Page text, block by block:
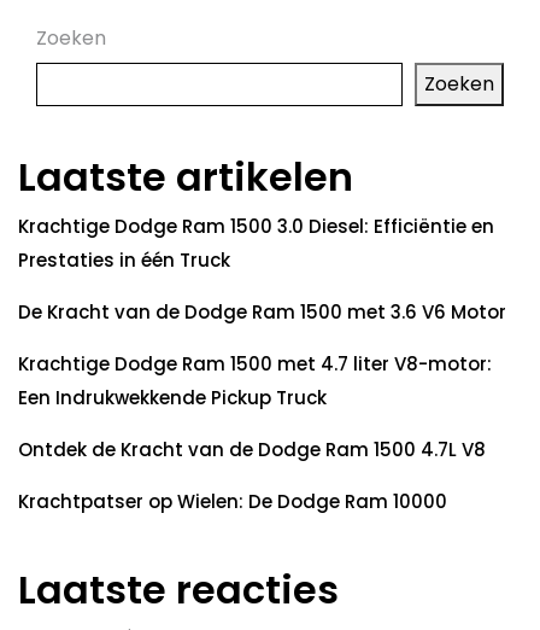
Zoeken
Zoeken
Laatste artikelen
Krachtige Dodge Ram 1500 3.0 Diesel: Efficiëntie en
Prestaties in één Truck
De Kracht van de Dodge Ram 1500 met 3.6 V6 Motor
Krachtige Dodge Ram 1500 met 4.7 liter V8-motor:
Een Indrukwekkende Pickup Truck
Ontdek de Kracht van de Dodge Ram 1500 4.7L V8
Krachtpatser op Wielen: De Dodge Ram 10000
Laatste reacties